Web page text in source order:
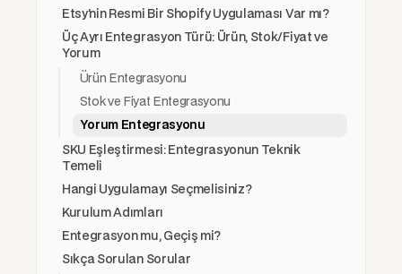
Etsy'nin Resmi Bir Shopify Uygulaması Var mı?
Üç Ayrı Entegrasyon Türü: Ürün, Stok/Fiyat ve
Yorum
Ürün Entegrasyonu
Stok ve Fiyat Entegrasyonu
Yorum Entegrasyonu
SKU Eşleştirmesi: Entegrasyonun Teknik
Temeli
Hangi Uygulamayı Seçmelisiniz?
Kurulum Adımları
Entegrasyon mu, Geçiş mi?
Sıkça Sorulan Sorular